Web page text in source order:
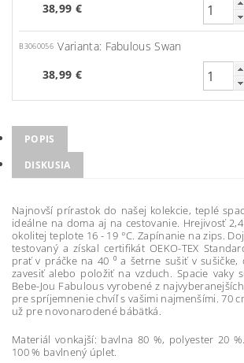
38,99 €
B3060056 Varianta: Fabulous Swan
38,99 €
POPIS
DISKUSIA
Najnovší prírastok do našej kolekcie, teplé
ideálne na doma aj na cestovanie. Hrejivosť
okolitej teplote 16 - 19 °C. Zapínanie na zips.
testovaný a získal certifikát OEKO-TEX
prať v práčke na 40 ⁰ a šetrne sušiť v
zavesiť alebo položiť na vzduch. Spacie vaky
Bebe-Jou Fabulous vyrobené z
pre spríjemnenie chvíľ s vašimi najmenšími. 70
už pre novonarodené bábätká.
Materiál vonkajší: bavlna 80 %, polyester 20
100 % bavlnený úplet.